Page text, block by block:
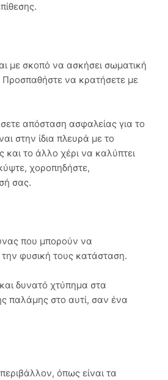
με σκοπό να ασκήσει σωματική
Προσπαθήστε να κρατήσετε με
απόσταση ασφαλείας για το
στην ίδια πλευρά με το
το άλλο χέρι να καλύπτει
χοροπηδήστε,
σας.
που μπορούν να
φυσική τους κατάσταση.
δυνατό χτύπημα στα
παλάμης στο αυτί, σαν ένα
όπως είναι τα